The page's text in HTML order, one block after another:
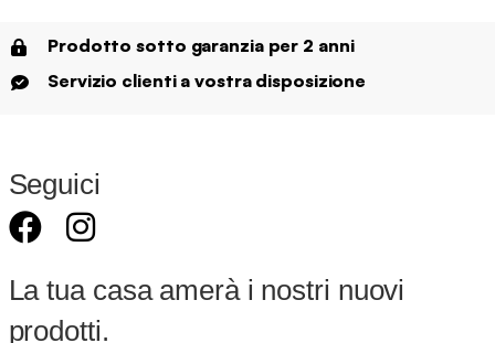
Prodotto sotto garanzia per 2 anni
Servizio clienti a vostra disposizione
Seguici
La tua casa amerà i nostri nuovi
prodotti.